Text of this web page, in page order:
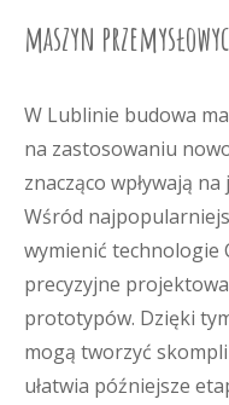
maszyn
W Lublinie budowa
na zastosowaniu
znacząco wpływają
Wśród
wymienić technologie
precyzyjne
prototypów. Dzięki
mogą tworzyć
ułatwia późniejsze